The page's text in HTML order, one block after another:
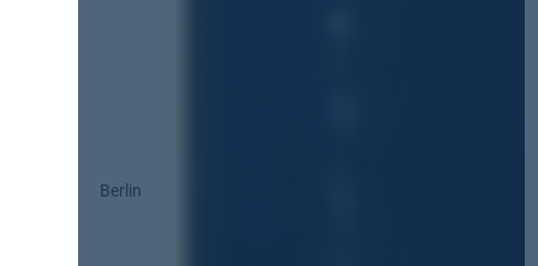
Berlin